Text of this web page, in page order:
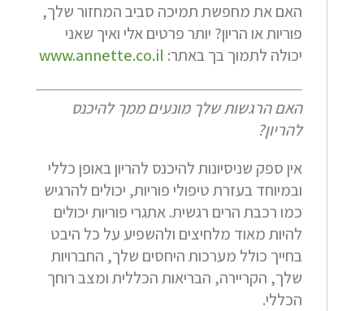
האם את מחפשת תמיכה סביב המחזור שלך,
פוריות או הריון? יותר פרטים אלי ואיך שאני
יכולה לתמוך בך באתר: www.annette.co.il
האם הרגשות שלך מונעים ממך להיכנס
להריון?
אין ספק שניסיונות להיכנס להריון באופן כללי
ובמיוחד בעזרת טיפולי פוריות, יכולים להרגיש
כמו רכבת הרים רגשית. אתגרי פוריות יכולים
להיות מאוד מלחיצים ולהשפיע על כל היבט
בחייך כולל מערכות היחסים שלך, החברויות
שלך, הקריירה, הבריאות הכללית ומצב רוחך
הכללי.